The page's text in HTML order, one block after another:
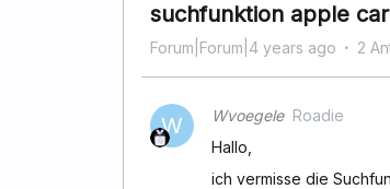
suchfunktion apple
Forum|Forum|4 years ago 2
W Wvoegele Roadie
Hallo,
ich vermisse die